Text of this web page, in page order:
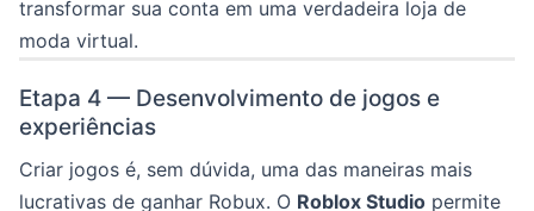
transformar sua conta em uma verdadeira loja de
moda virtual.
Etapa 4 — Desenvolvimento de jogos e
experiências
Criar jogos é, sem dúvida, uma das maneiras mais
lucrativas de ganhar Robux. O Roblox Studio permite